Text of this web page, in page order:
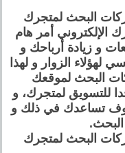
البحث لمتجرك
الإلكتروني أمر هام
و زيادة أرباحك و
الزوار و لهذا
البحث لموقعك
للتسويق لمتجرك، و
تساعدك في ذلك و
البحث.
البحث لمتجرك